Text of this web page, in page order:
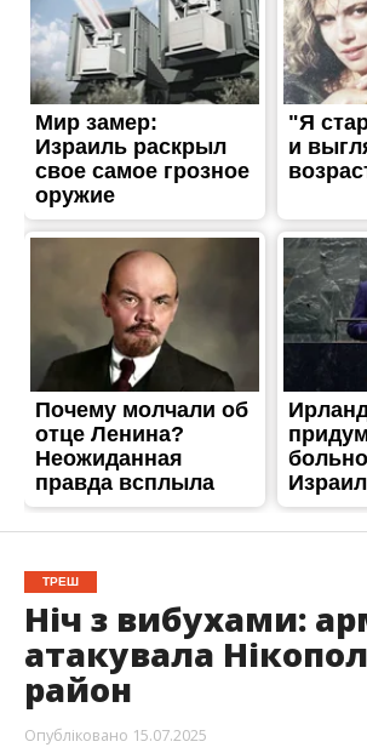
ТРЕШ
Ніч з вибухами:
атакувала
район
Опубліковано 15.07.2025